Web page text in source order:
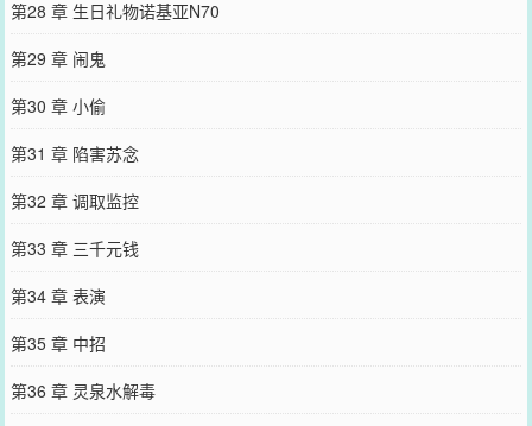
第28 章 生日礼物诺基亚N70
第29 章 闹鬼
第30 章 小偷
第31 章 陷害苏念
第32 章 调取监控
第33 章 三千元钱
第34 章 表演
第35 章 中招
第36 章 灵泉水解毒